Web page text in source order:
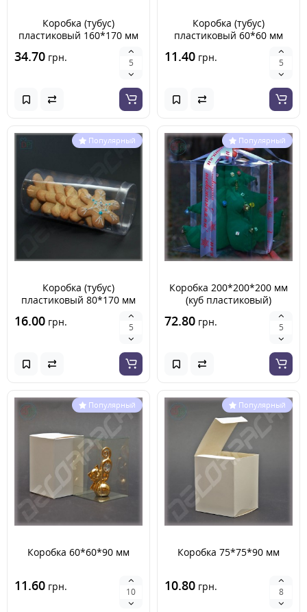
Коробка (тубус)
пластиковый 160*170 мм
34.70 грн.
Коробка (тубус)
пластиковый 60*60 мм
11.40 грн.
Популярный
Коробка (тубус)
пластиковый 80*170 мм
16.00 грн.
Популярный
Коробка 200*200*200 мм
(куб пластиковый)
72.80 грн.
Популярный
Коробка 60*60*90 мм
11.60 грн.
Популярный
Коробка 75*75*90 мм
10.80 грн.